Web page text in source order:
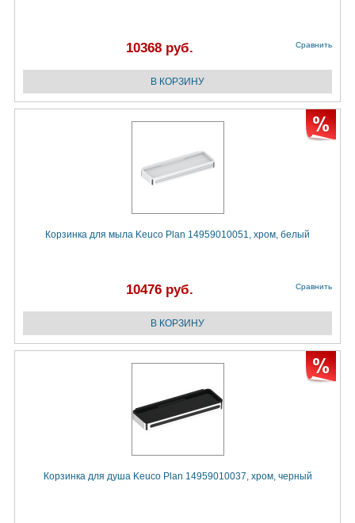
10368 руб. Сравнить
Корзинка для мыла Keuco Plan 14959010051, хром, белый
10476 руб. Сравнить
Корзинка для душа Keuco Plan 14959010037, хром, черный